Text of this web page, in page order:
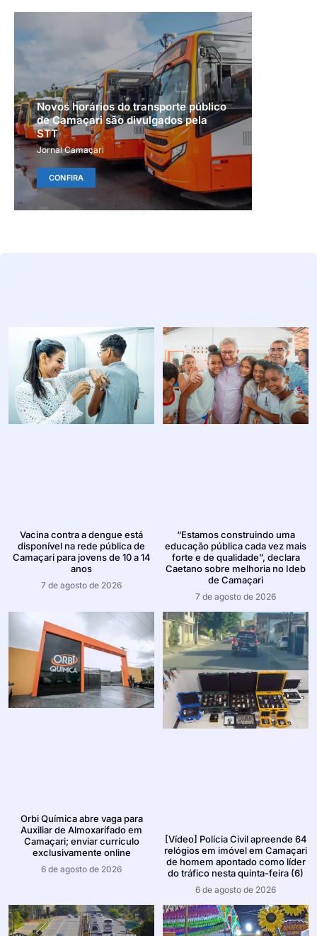
Novos horários do transporte público
de Camaçari são divulgados pela
STT
Jornal Camaçari
CONFIRA
Vacina contra a dengue está
disponível na rede pública de
Camaçari para jovens de 10 a 14
anos
7 de agosto de 2026
“Estamos construindo uma
educação pública cada vez mais
forte e de qualidade”, declara
Caetano sobre melhoria no Ideb
de Camaçari
7 de agosto de 2026
Orbi Química abre vaga para
Auxiliar de Almoxarifado em
Camaçari; enviar currículo
exclusivamente online
6 de agosto de 2026
[Vídeo] Polícia Civil apreende 64
relógios em imóvel em Camaçari
de homem apontado como líder
do tráfico nesta quinta-feira (6)
6 de agosto de 2026